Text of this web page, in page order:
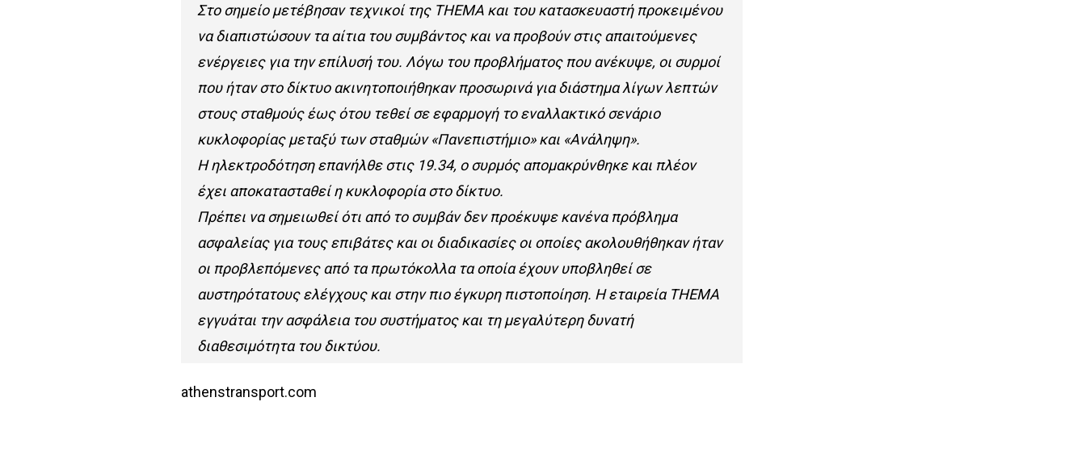
Στο σημείο μετέβησαν τεχνικοί της ΤΗΕΜΑ και του κατασκευαστή προκειμένου
να διαπιστώσουν τα αίτια του συμβάντος και να προβούν στις απαιτούμενες
ενέργειες για την επίλυσή του. Λόγω του προβλήματος που ανέκυψε, οι συρμοί
που ήταν στο δίκτυο ακινητοποιήθηκαν προσωρινά για διάστημα λίγων λεπτών
στους σταθμούς έως ότου τεθεί σε εφαρμογή το εναλλακτικό σενάριο
κυκλοφορίας μεταξύ των σταθμών «Πανεπιστήμιο» και «Ανάληψη».
Η ηλεκτροδότηση επανήλθε στις 19.34, ο συρμός απομακρύνθηκε και πλέον
έχει αποκατασταθεί η κυκλοφορία στο δίκτυο.
Πρέπει να σημειωθεί ότι από το συμβάν δεν προέκυψε κανένα πρόβλημα
ασφαλείας για τους επιβάτες και οι διαδικασίες οι οποίες ακολουθήθηκαν ήταν
οι προβλεπόμενες από τα πρωτόκολλα τα οποία έχουν υποβληθεί σε
αυστηρότατους ελέγχους και στην πιο έγκυρη πιστοποίηση. Η εταιρεία ΤΗΕΜΑ
εγγυάται την ασφάλεια του συστήματος και τη μεγαλύτερη δυνατή
διαθεσιμότητα του δικτύου.
athenstransport.com